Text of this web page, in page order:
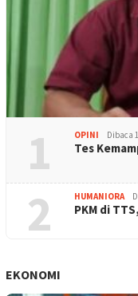
1 OPINI Dibaca
Tes
2 HUMANIORA
PKM di
EKONOMI